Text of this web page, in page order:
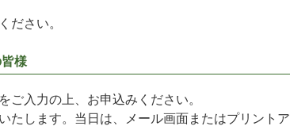
ださい。
様
ご入力の上、お申込みください。
たします。当日は、メール画面またはプリントア